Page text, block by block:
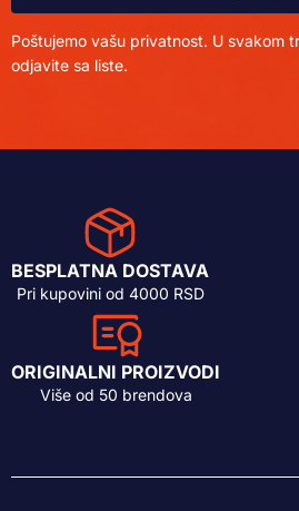
Poštujemo vašu privatnost. U svakom
odjavite sa liste.
BESPLATNA DOSTAVA
Pri kupovini od 4000 RSD
ORIGINALNI PROIZVODI
Više od 50 brendova